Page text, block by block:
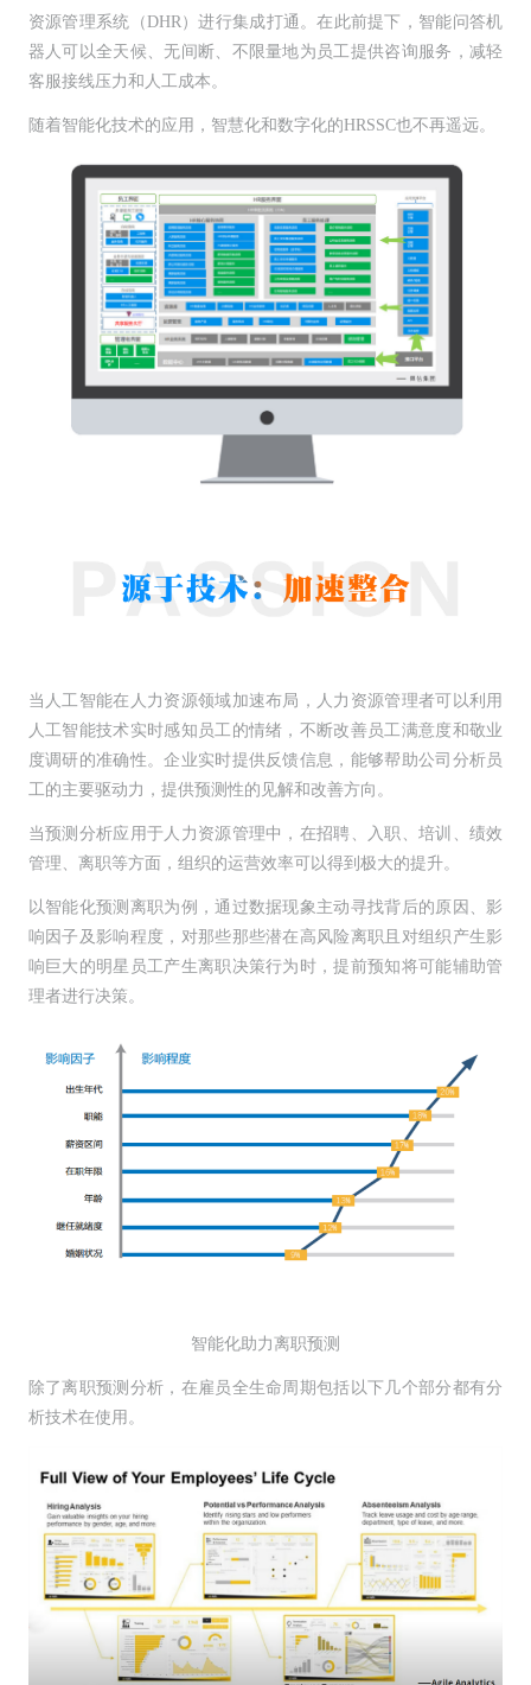
资源管理系统（DHR）进行集成打通。在此前提下，智能问答机
器人可以全天候、无间断、不限量地为员工提供咨询服务，减轻
客服接线压力和人工成本。
随着智能化技术的应用，智慧化和数字化的HRSSC也不再遥远。
当人工智能在人力资源领域加速布局，人力资源管理者可以利用
人工智能技术实时感知员工的情绪，不断改善员工满意度和敬业
度调研的准确性。企业实时提供反馈信息，能够帮助公司分析员
工的主要驱动力，提供预测性的见解和改善方向。
当预测分析应用于人力资源管理中，在招聘、入职、培训、绩效
管理、离职等方面，组织的运营效率可以得到极大的提升。
以智能化预测离职为例，通过数据现象主动寻找背后的原因、影
响因子及影响程度，对那些那些潜在高风险离职且对组织产生影
响巨大的明星员工产生离职决策行为时，提前预知将可能辅助管
理者进行决策。
智能化助力离职预测
除了离职预测分析，在雇员全生命周期包括以下几个部分都有分
析技术在使用。